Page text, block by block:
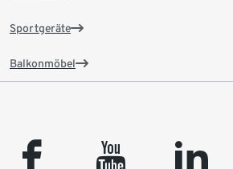
Sportgeräte
Balkonmöbel
facebook youtube linkedin